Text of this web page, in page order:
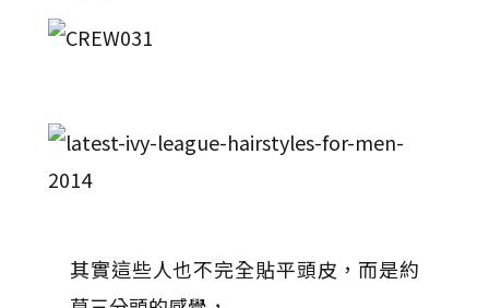
其實這些人也不完全貼平頭皮，而是約